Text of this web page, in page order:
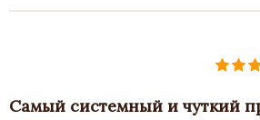
Самый системный и чуткий